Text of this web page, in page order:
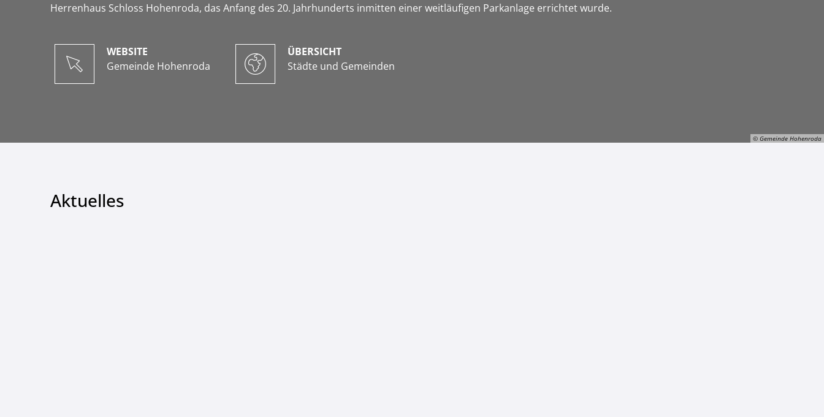
© Gemeinde Hohenroda
Herrenhaus Schloss Hohenroda, das Anfang des 20. Jahrhunderts inmitten einer weitläufigen Parkanlage errichtet wurde.
WEBSITE
Gemeinde Hohenroda
ÜBERSICHT
Städte und Gemeinden
Aktuelles